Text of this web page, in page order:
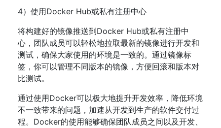
4）使用Docker Hub或私有注册中心
将构建好的镜像推送到Docker Hub或私有注册中
心，团队成员可以轻松地拉取最新的镜像进行开发和
测试，确保大家使用的环境是一致的。通过镜像标
签，你可以管理不同版本的镜像，方便回滚和版本对
比测试。
通过使用Docker可以极大地提升开发效率，降低环境
不一致带来的问题，加速从开发到生产的软件交付过
程。Docker的使用能够确保团队成员之间以及开发、